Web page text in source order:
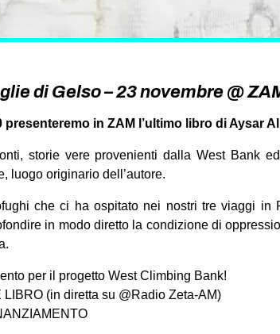
di Gelso – 23 novembre @
presenteremo in ZAM l’ultimo libro di Aysar
storie vere provenienti dalla West Bank
luogo originario dell’autore.
che ci ha ospitato nei nostri tre viaggi in
in modo diretto la condizione di
per il progetto West Climbing Bank!
(in diretta su @Radio Zeta-AM)